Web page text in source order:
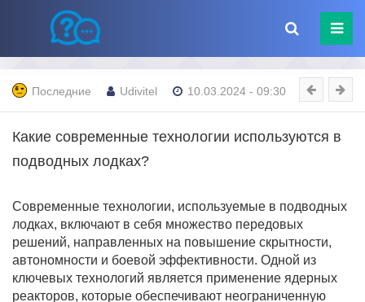
Последние Udivitel 10.03.2024 - 09:30
Какие современные технологии используются в
подводных лодках?
Современные технологии, используемые в подводных
лодках, включают в себя множество передовых
решений, направленных на повышение скрытности,
автономности и боевой эффективности. Одной из
ключевых технологий является применение ядерных
реакторов, которые обеспечивают неограниченную